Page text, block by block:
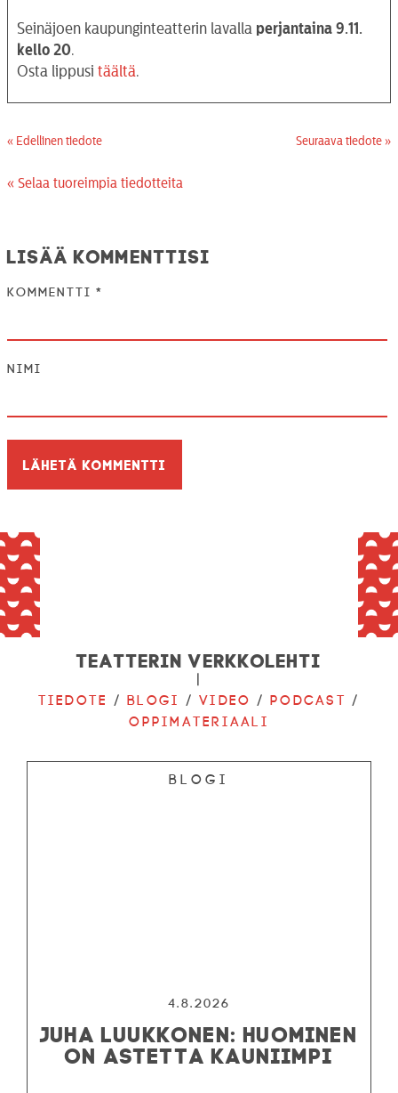
Seinäjoen kaupunginteatterin lavalla perjantaina 9.11.
kello 20
Osta lippusi täältä
« Edellinen tiedote Seuraava tiedote »
« Selaa tuoreimpia tiedotteita
Lisää kommenttisi
Kommentti *
Nimi
Teatterin verkkolehti
|
Tiedote /Blogi /Video /Podcast /
Oppimateriaali
Blogi
4.8.2026
JUHA LUUKKONEN: HUOMINEN
ON ASTETTA KAUNIIMPI